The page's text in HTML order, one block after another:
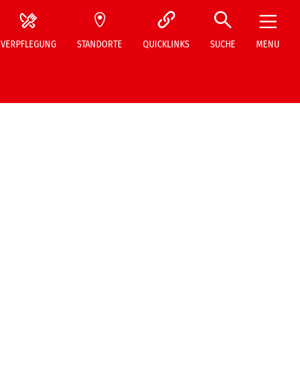
VERPFLEGUNG STANDORTE QUICKLINKS SUCHE MENU